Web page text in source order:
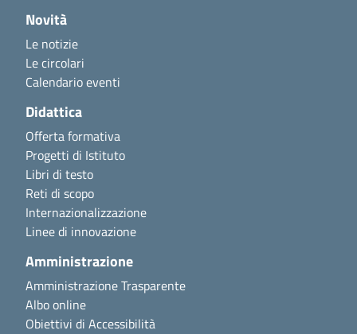
Novità
Le notizie
Le circolari
Calendario eventi
Didattica
Offerta formativa
Progetti di Istituto
Libri di testo
Reti di scopo
Internazionalizzazione
Linee di innovazione
Amministrazione
Amministrazione Trasparente
Albo online
Obiettivi di Accessibilità